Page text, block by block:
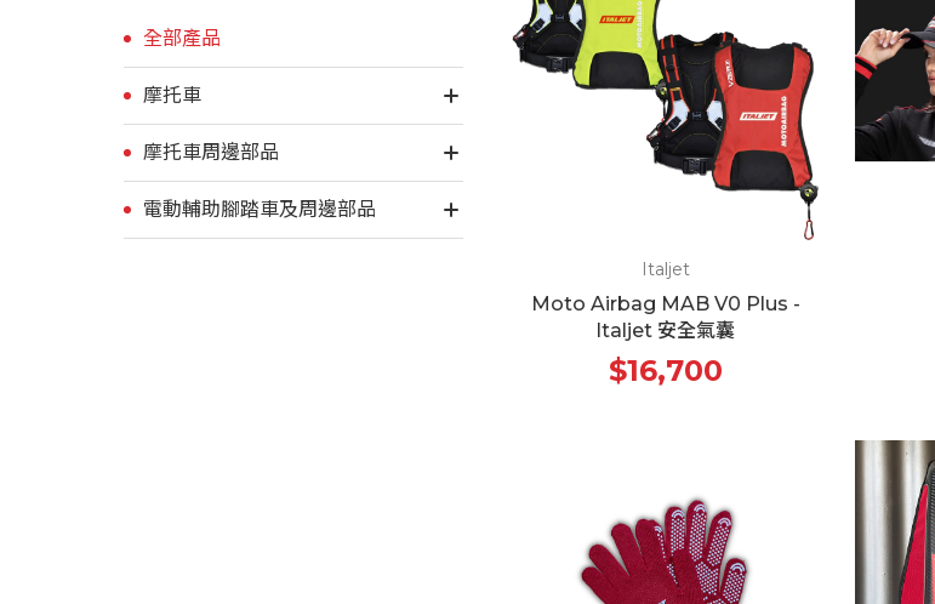
全部產品
摩托車
摩托車周邊部品
電動輔助腳踏車及周邊部品
Italjet
Moto Airbag MAB V0 Plus -
Italjet 安全氣囊
$16,700